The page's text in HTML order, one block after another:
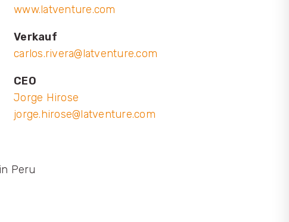
www.latventure.com
Verkauf
carlos.rivera@latventure.com
CEO
Jorge Hirose
jorge.hirose@latventure.com